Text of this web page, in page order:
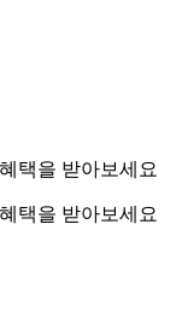
택을 받아보세요
택을 받아보세요